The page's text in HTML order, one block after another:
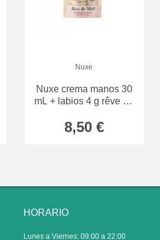
Nuxe
Nuxe crema manos 30
mL + labios 4 g rêve de
8,50 €
HORARIO
Lunes a Viernes: 09:00 a 22:00